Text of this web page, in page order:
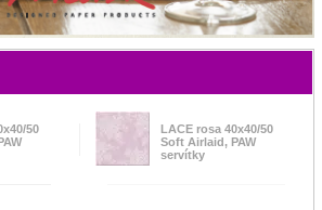
50
LACE rosa 40x40/50
Soft Airlaid, PAW
servítky